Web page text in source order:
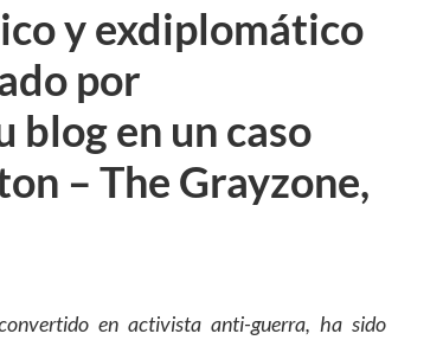
y exdiplomático
por
blog en un caso
– The Grayzone,
en activista anti-guerra, ha sido